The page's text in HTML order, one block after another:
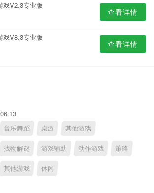
戏V2.3专业版
查看详情
戏V8.3专业版
查看详情
音乐舞蹈 桌游 其他游戏
找物解谜 游戏辅助 动作游戏 策略
其他游戏 休闲